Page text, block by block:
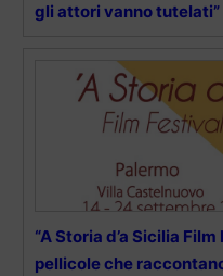
gli attori vanno tutelati”
“A Storia d’a Sicilia
pellicole che